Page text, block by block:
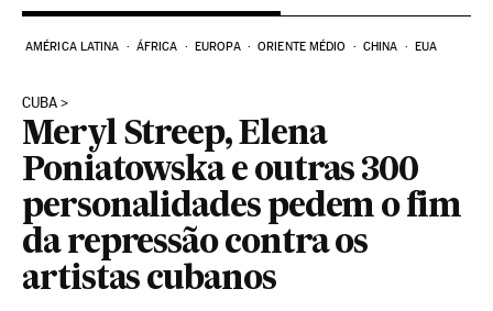
AMÉRICA LATINA ÁFRICA EUROPA ORIENTE MÉDIO CHINA EUA
CUBA
Meryl Streep, Elena
Poniatowska e outras 300
personalidades pedem o fim
da repressão contra os
artistas cubanos